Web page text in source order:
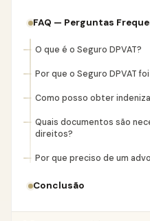
FAQ — Perguntas
O que é o Seguro DPVAT?
Por que o Seguro DPVAT
Como posso obter
Quais documentos são
direitos?
Por que preciso de um
Conclusão